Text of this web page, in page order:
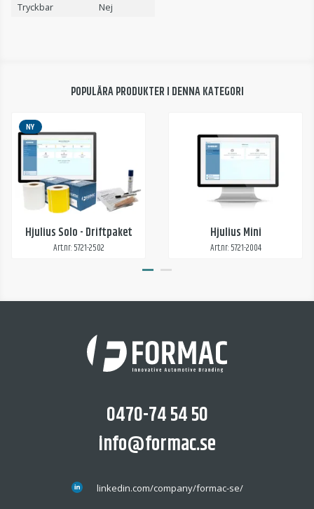
Tryckbar
Nej
POPULÄRA PRODUKTER I DENNA KATEGORI
NY
Hjulius Solo - Driftpaket
Art.nr: 5721-2502
Hjulius Mini
Art.nr: 5721-2004
0470-74 54 50
info@formac.se
linkedin.com/company/formac-se/